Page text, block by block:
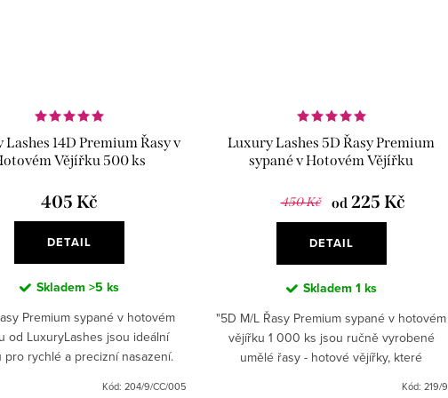
Lashes 14D Premium Řasy v
Vějířku 500 ks
405 Kč
DETAIL
Skladem >5 ks
Premium sypané v hotovém
od LuxuryLashes jsou ideální
pro rychlé a precizní nasazení.
Kód: 204/9/CC/005
Luxury Lashes 5D Řasy Premium
sypané v Hotovém Vějířku
450 Kč od 225 Kč
DETAIL
Skladem 1 ks
"5D M/L Řasy Premium sypané v hotovém
vějířku 1 000 ks jsou ručně vyrobené
umělé řasy - hotové vějířky, které
Kód: 219/9